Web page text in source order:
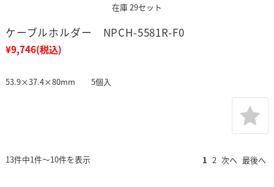
在庫 29セット
ケーブルホルダー NPCH-5581R-F0
¥9,746(税込)
53.9×37.4×80mm 5個入
13件中1件～10件を表示 1 2 次へ 最後へ